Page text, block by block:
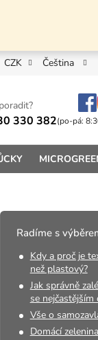
CZK Čeština
330 382(po-pá:
Radíme s
Kdy a proč je
než plastový?
Jak správně
se nejčastějším
Vše o
Domácí